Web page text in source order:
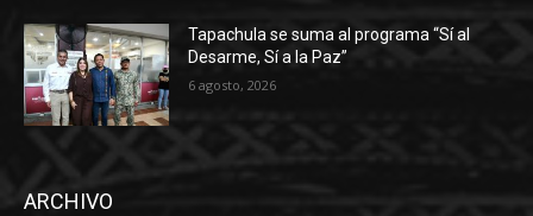
Tapachula se suma al programa “Sí al
Desarme, Sí a la Paz”
6 agosto, 2026
ARCHIVO